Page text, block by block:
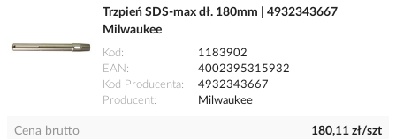
Trzpień SDS-max dł. 180mm | 4932343667
Milwaukee
Kod
1183902
EAN
4002395315932
Kod Producenta
4932343667
Producent
Milwaukee
Cena brutto 180,11 zł/szt